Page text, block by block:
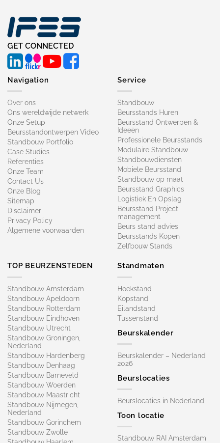
GET CONNECTED
Navigation
Over ons
Ons wereldwijde netwerk
Onze Setup
Beursstandontwerpen Video
Standbouw Portfolio
Case Studies
Referenties
Onze Team
Contact Us
Onze Blog
Sitemap
Disclaimer
Privacy Policy
Algemene voorwaarden
Service
Standbouw
Beursstands Huren
Beursstand Ontwerpen &
Ideeën
Professionele Beursstands
Modulaire Standbouw
Standbouwdiensten
Mobiele Beursstand
Standbouw op maat​
Beursstand Graphics
Logistiek En Opslag
Beursstand Project
management
Beurs stand advies
Beursstands Kopen
Zelfbouw Stands
TOP BEURZENSTEDEN
Standbouw Amsterdam
Standbouw Apeldoorn
Standbouw Rotterdam
Standbouw Eindhoven
Standbouw Utrecht
Standbouw Groningen,
Nederland
Standbouw Hardenberg
Standbouw Denhaag
Standbouw Barneveld
Standbouw Woerden
Standbouw Maastricht
Standbouw Nijmegen,
Nederland
Standbouw Gorinchem
Standbouw Zwolle
Standmaten
Hoekstand
Kopstand
Eilandstand
Tussenstand
Beurskalender
Beurskalender – Nederland
2026
Beurslocaties
Beurslocaties in Nederland
Toon locatie
Standbouw RAI Amsterdam